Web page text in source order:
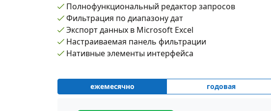
Полнофункциональный редактор запросов
Фильтрация по диапазону дат
Экспорт данных в Microsoft Excel
Настраиваемая панель фильтрации
Нативные элементы интерфейса
ежемесячно годовая